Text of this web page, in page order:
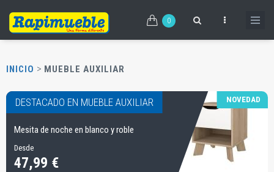
contenido
0
INICIO > MUEBLE AUXILIAR
DESTACADO EN MUEBLE AUXILIAR NOVEDAD
Mesita de noche en blanco y roble
Desde
47,99 €